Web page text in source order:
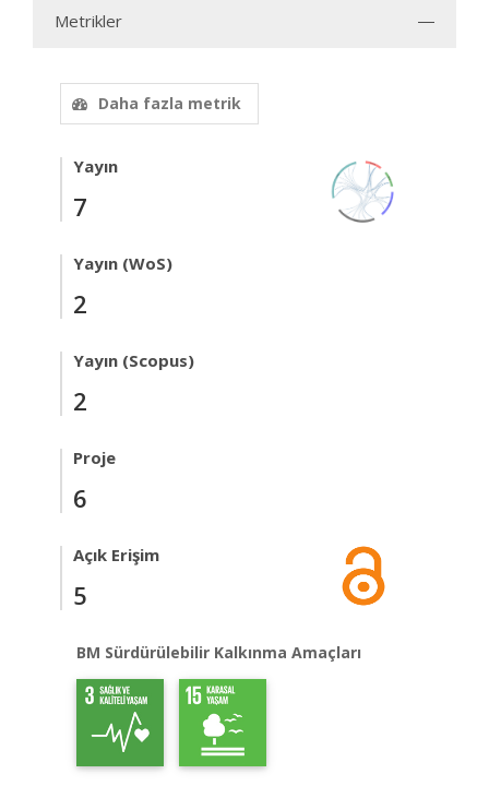
Metrikler
Daha fazla metrik
Yayın
7
Yayın (WoS)
2
Yayın (Scopus)
2
Proje
6
Açık Erişim
5
BM Sürdürülebilir Kalkınma Amaçları